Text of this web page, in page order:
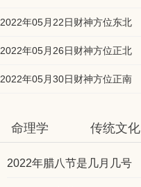
2022年05月22日财神方位东北
2022年05月26日财神方位正北
2022年05月30日财神方位正南
命理学 传统文化
2022年腊八节是几月几号